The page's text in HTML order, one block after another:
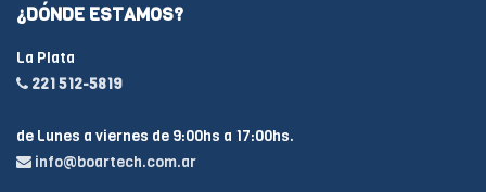
¿DÓNDE ESTAMOS?
La Plata
221 512-5819
de Lunes a viernes de 9:00hs a 17:00hs.
info@boartech.com.ar